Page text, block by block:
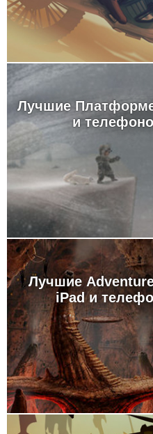
Лучшие
и
Лучшие
iPad и